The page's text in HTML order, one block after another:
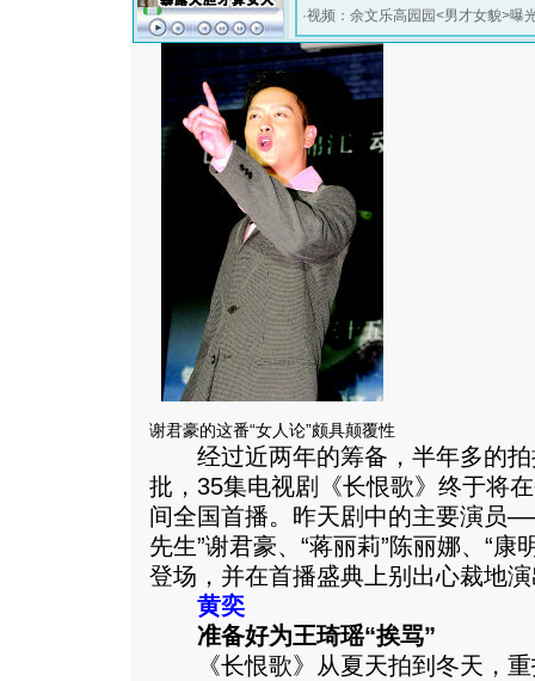
·视频：余文乐高园园<男才女貌>曝
谢君豪的这番“女人论”颇具颠覆性
经过近两年的筹备，半年多的拍
批，35集电视剧《长恨歌》终于将
间全国首播。昨天剧中的主要演员
先生”谢君豪、“蒋丽莉”陈丽娜、“康
登场，并在首播盛典上别出心裁地
黄奕
准备好为王琦瑶“挨骂”
《长恨歌》从夏天拍到冬天，重